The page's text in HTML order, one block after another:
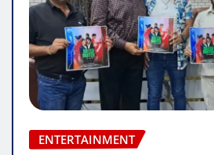
ENTERTAINMENT